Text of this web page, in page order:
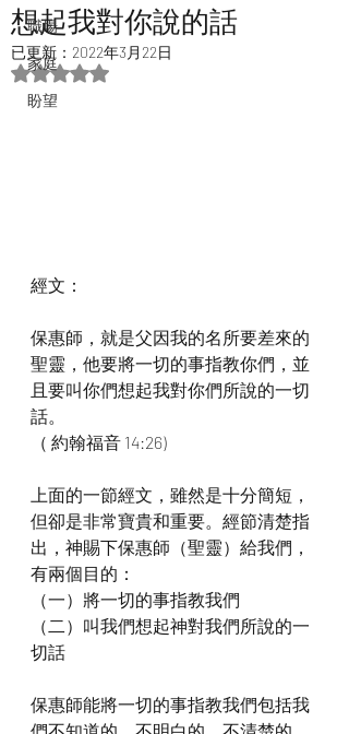
職場
家庭
盼望
想起我對你說的話
已更新： 2022年3月22日
評等為 NaN（最高為 5 顆星）。
經文：
保惠師，就是父因我的名所要差來的
聖靈，他要將一切的事指教你們，並
且要叫你們想起我對你們所說的一切
話。
（ 約翰福音 14:26)
上面的一節經文，雖然是十分簡短，
但卻是非常寶貴和重要。經節清楚指
出，神賜下保惠師（聖靈）給我們，
有兩個目的：
（一）將一切的事指教我們
（二）叫我們想起神對我們所說的一
切話
保惠師能將一切的事指教我們包括我
們不知道的，不明白的，不清楚的。